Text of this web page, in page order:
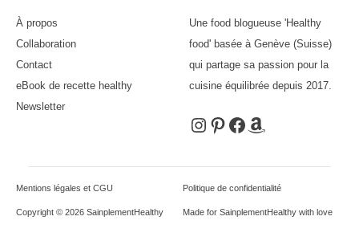
À propos
Collaboration
Contact
eBook de recette healthy
Newsletter
Une food blogueuse 'Healthy
food' basée à Genève (Suisse)
qui partage sa passion pour la
cuisine équilibrée depuis 2017.
Instagram
Pinterest
Facebook
Amazon
Mentions légales et CGU Politique de confidentialité
Copyright © 2026 SainplementHealthy Made for SainplementHealthy with love